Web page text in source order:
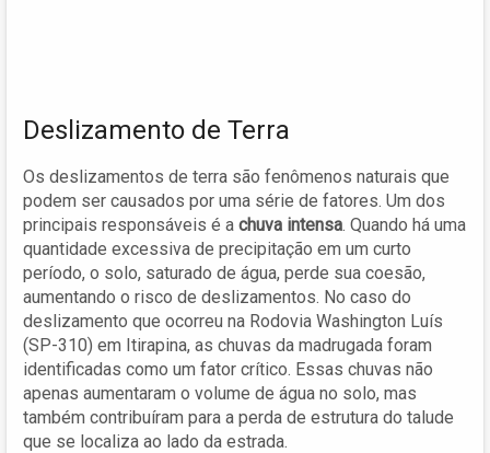
Deslizamento de Terra
Os deslizamentos de terra são fenômenos naturais que
podem ser causados por uma série de fatores. Um dos
principais responsáveis é a chuva intensa. Quando há uma
quantidade excessiva de precipitação em um curto
período, o solo, saturado de água, perde sua coesão,
aumentando o risco de deslizamentos. No caso do
deslizamento que ocorreu na Rodovia Washington Luís
(SP-310) em Itirapina, as chuvas da madrugada foram
identificadas como um fator crítico. Essas chuvas não
apenas aumentaram o volume de água no solo, mas
também contribuíram para a perda de estrutura do talude
que se localiza ao lado da estrada.